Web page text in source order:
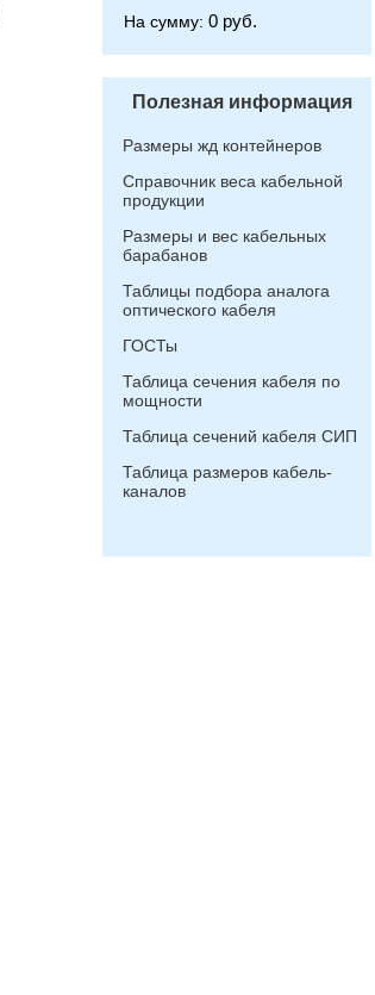
На сумму: 0 руб.
Полезная информация
Размеры жд контейнеров
Справочник веса кабельной
продукции
Размеры и вес кабельных
барабанов
Таблицы подбора аналога
оптического кабеля
ГОСТы
Таблица сечения кабеля по
мощности
Таблица сечений кабеля СИП
Таблица размеров кабель-
каналов